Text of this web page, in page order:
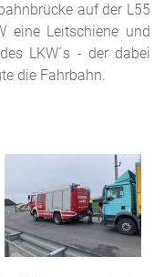
auf der L55
eine Leitschiene und
LKW´s - der dabei
die Fahrbahn.